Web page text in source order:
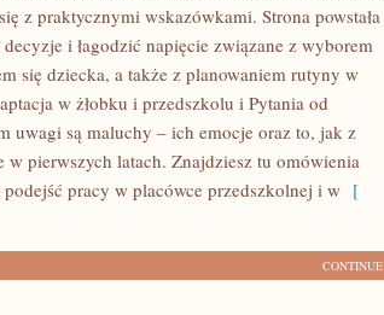
z praktycznymi wskazówkami. Strona powstała
i łagodzić napięcie związane z wyborem
się dziecka, a także z planowaniem rutyny w
w żłobku i przedszkolu i Pytania od
uwagi są maluchy – ich emocje oraz to, jak z
w pierwszych latach. Znajdziesz tu omówienia
pracy w placówce przedszkolnej i w [
CONTINUE